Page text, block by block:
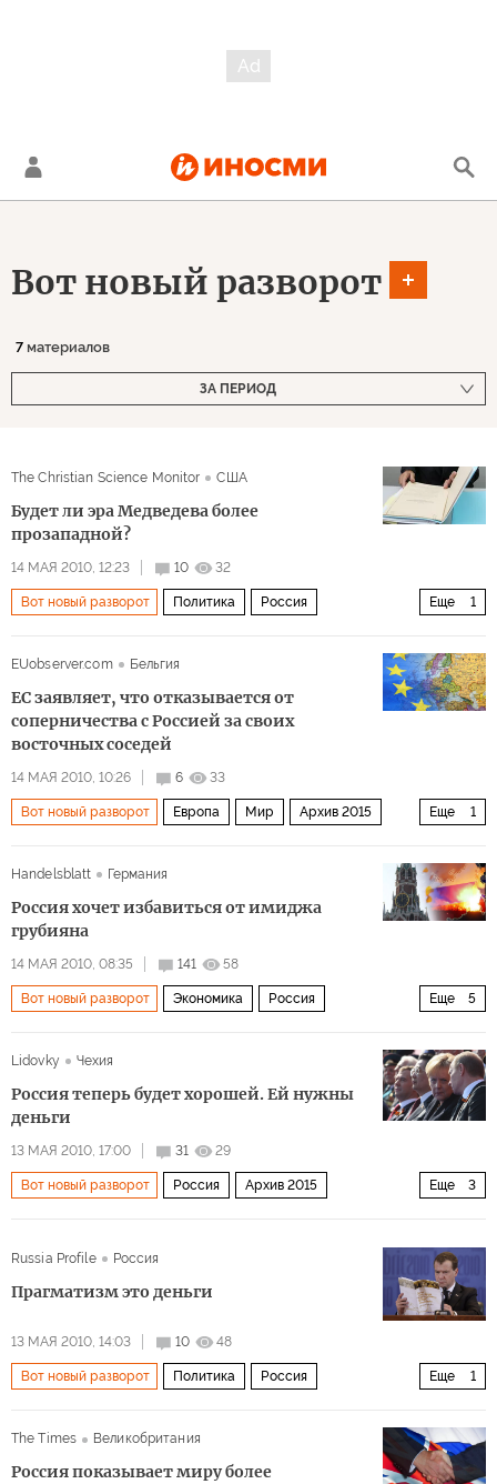
Вот новый разворот
7 материалов
ЗА ПЕРИОД
The Christian Science Monitor США
Будет ли эра Медведева более
прозападной?
14 МАЯ 2010, 12:23 10 32
Еще 1
Вот новый разворот Политика Россия
EUobserver.com
Бельгия
ЕС заявляет, что отказывается от
соперничества с Россией за своих
восточных соседей
14 МАЯ 2010, 10:26 6 33
Еще 1
Вот новый разворот Европа Мир Архив 2015
Handelsblatt
Германия
Россия хочет избавиться от имиджа
грубияна
14 МАЯ 2010, 08:35 141 58
Еще 5
Вот новый разворот Экономика Россия
Lidovky Чехия
Россия теперь будет хорошей. Ей нужны
деньги
13 МАЯ 2010, 17:00 31 29
Еще 3
Вот новый разворот Россия Архив 2015
Russia Profile Россия
Прагматизм это деньги
13 МАЯ 2010, 14:03 10 48
Еще 1
Вот новый разворот Политика Россия
The Times
Великобритания
Россия показывает миру более